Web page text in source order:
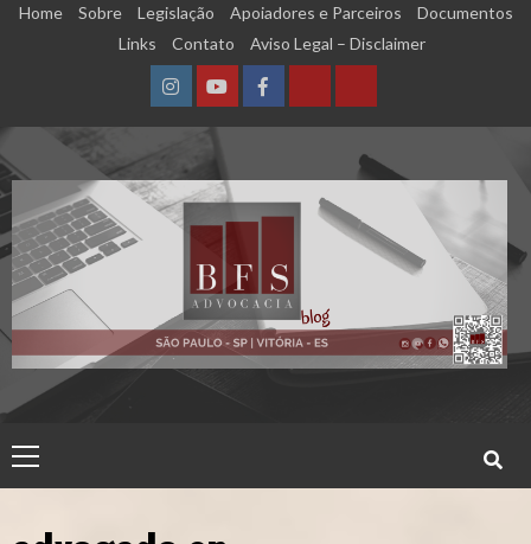
SkipHome Sobre Legislação Apoiadores e Parceiros
Documentos
Links
Contato Aviso Legal – Disclaimer
InstagramYouTubeFacebookCalculadora
Qualidade
de
Segurado
(INSS)
Calculadora
Tempo
de
Contribuição
Menu